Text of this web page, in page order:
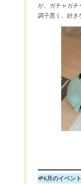
が、ガチャガチ
調子悪く、好き
🌱6月のイベン